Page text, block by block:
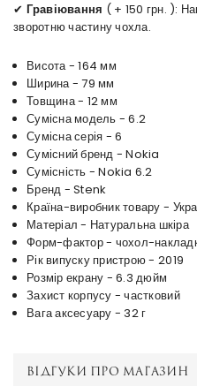
✔ Гравіювання ( + 150 грн. ):
зворотню частину чохла.
Висота - 164 мм
Ширина - 79 мм
Товщина - 12 мм
Сумісна модель - 6.2
Сумісна серія - 6
Сумісний бренд - Nokia
Сумісність - Nokia 6.2
Бренд - Stenk
Країна-виробник товару -
Матеріал - Натуральна шкіра
Форм-фактор - чохол-
Рік випуску пристрою - 2019
Розмір екрану - 6.3 дюйм
Захист корпусу - частковий
Вага аксесуару - 32 г
ВІДГУКИ ПРО МАГАЗИН